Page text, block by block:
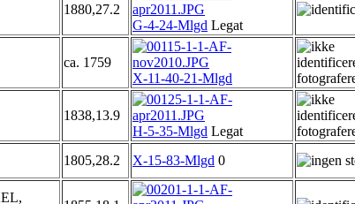
1880,27.2
G-4-24-Mlgd Legat
ca. 1759
X-11-40-21-Mlgd
1838,13.9
H-5-35-Mlgd Legat
1805,28.2 X-15-83-Mlgd 0